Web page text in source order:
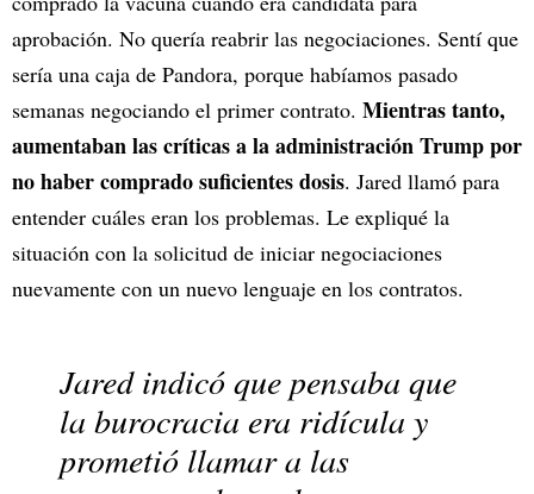
aprobación. No quería reabrir las negociaciones. Sentí que
sería una caja de Pandora, porque habíamos pasado
semanas negociando el primer contrato. Mientras tanto,
aumentaban las críticas a la administración Trump por
no haber comprado suficientes dosis. Jared llamó para
entender cuáles eran los problemas. Le expliqué la
situación con la solicitud de iniciar negociaciones
nuevamente con un nuevo lenguaje en los contratos.
Jared indicó que pensaba que
la burocracia era ridícula y
prometió llamar a las